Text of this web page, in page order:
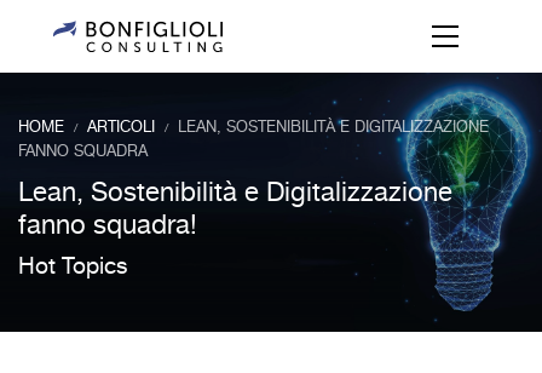
HOME / ARTICOLI / LEAN, SOSTENIBILITÀ E DIGITALIZZAZIONE
FANNO SQUADRA
Lean, Sostenibilità e Digitalizzazione
fanno squadra!
Hot Topics